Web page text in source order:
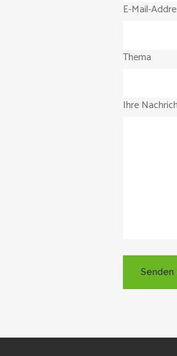
E-Mail-
Thema
Ihre